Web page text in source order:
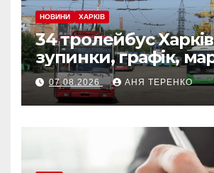
НОВИНИ ХАРКІВ
34 тролейбус
зупинки, графік,
07.08.2026 АНЯ ТЕРЕНКО